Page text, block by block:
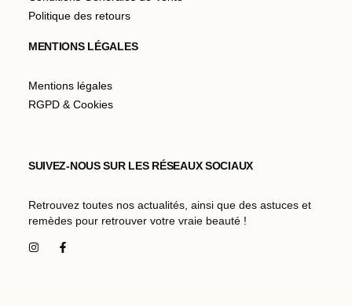
Politique des retours
MENTIONS LÉGALES
Mentions légales
RGPD & Cookies
SUIVEZ-NOUS SUR LES RÉSEAUX SOCIAUX
Retrouvez toutes nos actualités, ainsi que des astuces et
remèdes pour retrouver votre vraie beauté !